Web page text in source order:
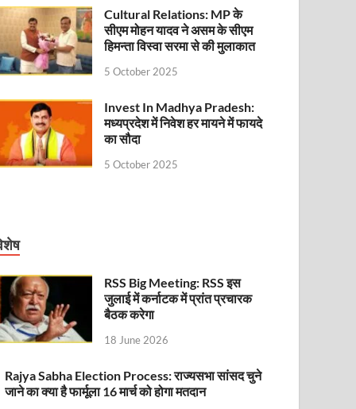
Cultural Relations: MP के
सीएम मोहन यादव ने असम के सीएम
हिमन्ता विस्वा सरमा से की मुलाकात
5 October 2025
Invest In Madhya Pradesh:
मध्यप्रदेश में निवेश हर मायने में फायदे
का सौदा
5 October 2025
RSS Big Meeting: RSS इस
जुलाई में कर्नाटक में प्रांत प्रचारक
बैठक करेगा
18 June 2026
Rajya Sabha Election Process: राज्यसभा सांसद चुने
जाने का क्या है फार्मूला 16 मार्च को होगा मतदान